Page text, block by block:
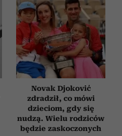
Novak Djoković
zdradził, co mówi
dzieciom, gdy się
nudzą. Wielu rodziców
będzie zaskoczonych